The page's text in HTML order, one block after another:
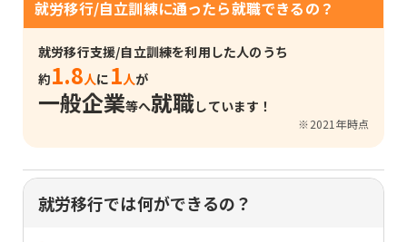
就労移行/自立訓練に通ったら就職できるの？
就労移行支援/自立訓練を利用した人のうち
約1.8人に 1人が
一般企業等へ就職しています！
※2021年時点
就労移行では何ができるの？